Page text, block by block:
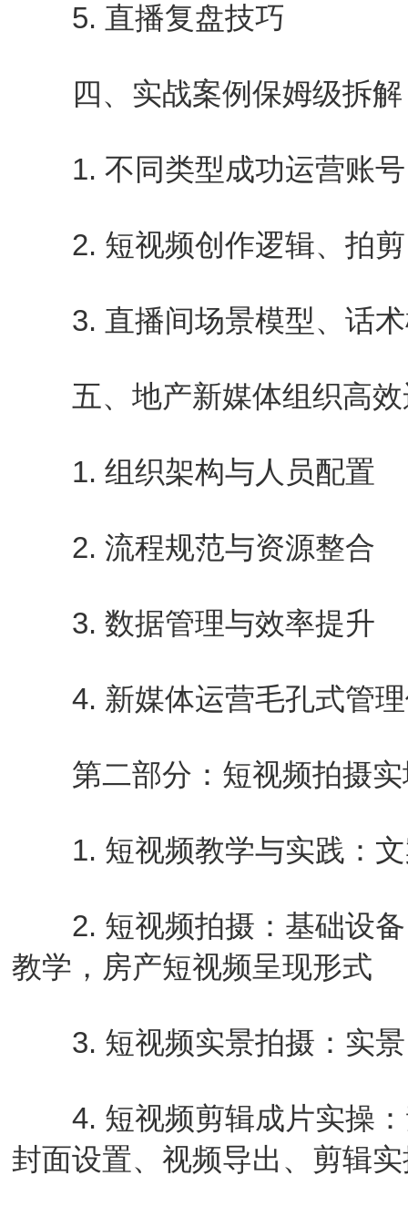
5. 直播复盘技巧
四、实战案例保姆级拆解
1. 不同类型成功运营账号
2. 短视频创作逻辑、拍剪
3. 直播间场景模型、话术
五、地产新媒体组织高效
1. 组织架构与人员配置
2. 流程规范与资源整合
3. 数据管理与效率提升
4. 新媒体运营毛孔式管理
第二部分：短视频拍摄实
1. 短视频教学与实践：文
2. 短视频拍摄：基础设备
教学，房产短视频呈现形式
3. 短视频实景拍摄：实景
4. 短视频剪辑成片实操：
封面设置、视频导出、剪辑